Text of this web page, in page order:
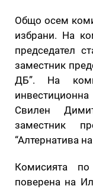
Общо осем
избрани. На
председател
заместник
ДБ”. На
Свилен
заместник
“Алтернатива
Комисията
поверена на